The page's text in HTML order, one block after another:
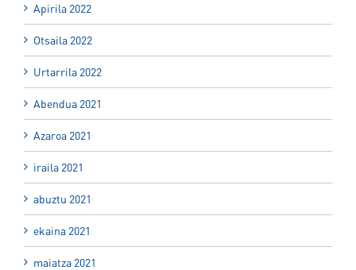
Apirila 2022
Otsaila 2022
Urtarrila 2022
Abendua 2021
Azaroa 2021
iraila 2021
abuztu 2021
ekaina 2021
maiatza 2021